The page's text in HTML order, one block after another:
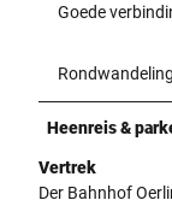
Goede
Rondwandeling
Heenreis &
Vertrek
Der Bahnhof